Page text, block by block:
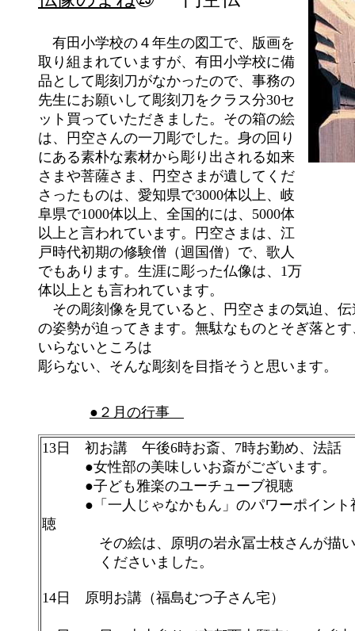
有田小学校の４年生の図工で、版画を
取り組まれていますが、有田小学校に備
品として彫刻刀がなかったので、事務の
先生にお願いして彫刻刀をクラス分30セ
ット買っていただきました。その箱の絵
は、円空さんの一刀彫でした。身の回り
にある素朴な素材から彫り出される如来
さまや菩薩さま、円空さまが遺してくだ
さったものは、愛知県で3000体以上、岐
阜県で1000体以上、全国的には、5000体
以上と言われています。円空さまは、江
戸時代初期の修験僧（迴国僧）で、歌人
でもあります。生涯に彫った仏像は、1万
体以上とも言われています。
その彫刻像を見ていると、円空さまの気迫、伝
の姿勢が迫ってきます。無駄なものとそぎ落とす
いらないところは
彫らない、そんな彫刻を目指そうと思います。
●２月の行事
13日 初お講 午後6時お斎、7時お勤め、法話
●女性部の美味しいお斎がございます。
●子ども雅楽のユーチューブ視聴
●「一人じゃなかもん」のパワーポイント
聴
その絵は、原明の岩永冨士枝さんが描
くださいました。
14日 原明お講（福島むつ子さん宅）